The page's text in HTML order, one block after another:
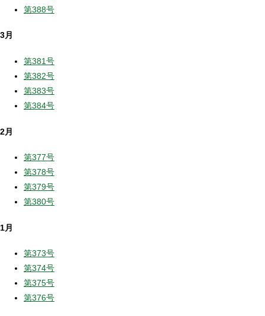
第388号
3月
第381号
第382号
第383号
第384号
2月
第377号
第378号
第379号
第380号
1月
第373号
第374号
第375号
第376号